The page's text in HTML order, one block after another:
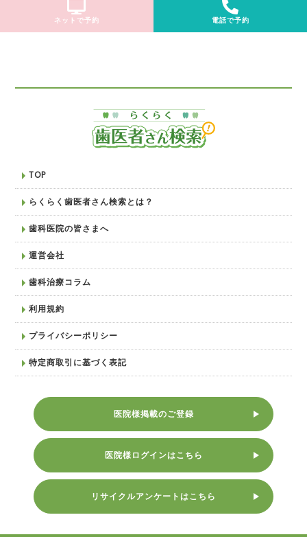
ネットで予約 電話で予約
TOP
らくらく歯医者さん検索とは？
歯科医院の皆さまへ
運営会社
歯科治療コラム
利用規約
プライバシーポリシー
特定商取引に基づく表記
医院様掲載のご登録
医院様ログインはこちら
リサイクルアンケートはこちら